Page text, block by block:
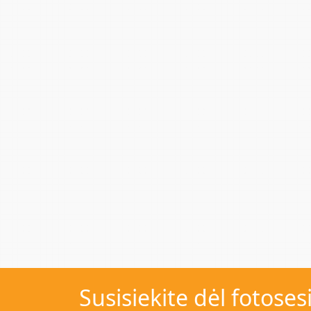
Susisiekite dėl